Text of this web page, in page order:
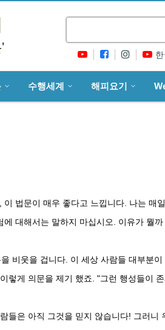
수행세계 해피요기
법문이 매우 좋다고 느낍니다. 나는 매일
대해서는 말하지 마십시오. 이유가 뭘까
비웃을 겁니다. 이 세상 사람들 대부분이
렇게 의문을 제기 했죠. "그런 행성들이 존
들은 아직 그것을 믿지 않습니다! 그러니